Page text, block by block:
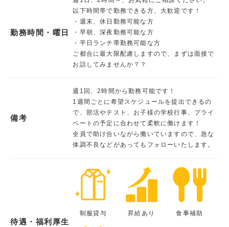
勤務時間・曜日
以下時間帯で勤務できる方、大歓迎です！
・週末、休日勤務可能な方
・早朝、深夜勤務可能な方
・平日ランチ帯勤務可能な方
ご都合に最大限配慮しますので、まずは面接で
お話してみませんか？？
備考
週1回、2時間から勤務可能です！
1週間ごとに希望スケジュールを提出できるの
で、部活やテスト、お子様の学校行事、プライ
ベートの予定に合わせて柔軟に働けます！
全員で助け合いながら働いていますので、急な
体調不良などがあってもフォローいたします。
待遇・福利厚生
制服貸与 昇給あり 食事補助